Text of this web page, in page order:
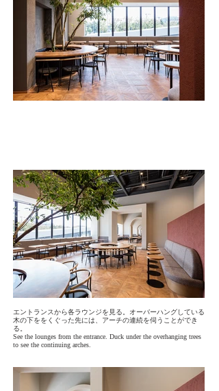
エントランスから各ラウンジを見る。オーバーハングしている
木の下ををくぐった先には、アーチの連続を伺うことができ
る。
See the lounges from the entrance. Duck under the overhanging trees
to see the continuing arches.